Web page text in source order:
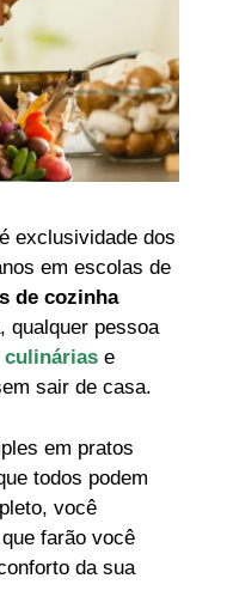
exclusividade dos
em escolas de
de cozinha
qualquer pessoa
culinárias e
sair de casa.
em pratos
todos podem
você
farão você
da sua